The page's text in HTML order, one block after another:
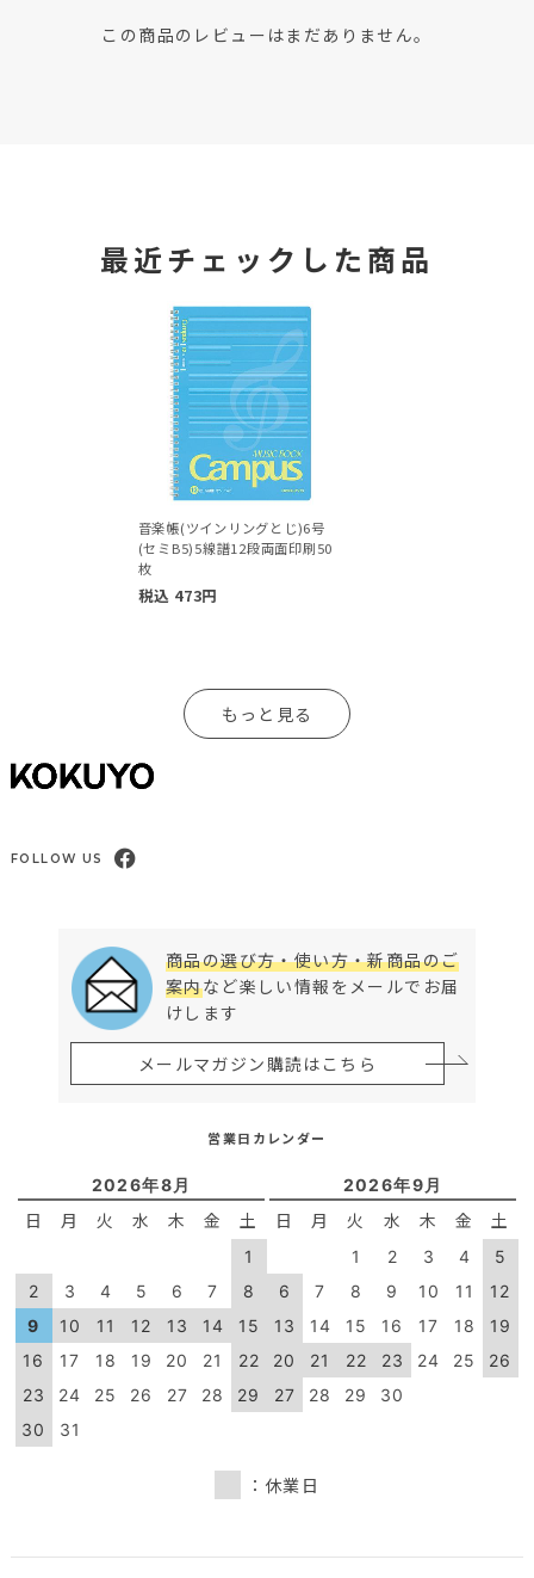
この商品のレビューはまだありません。
最近チェックした商品
音楽帳(ツインリングとじ)6号
(セミB5)5線譜12段両面印刷50
枚
税込 473円
もっと見る
FOLLOW US
商品の選び方・使い方・新商品のご
案内など楽しい情報をメールでお届
けします
メールマガジン購読はこちら
営業日カレンダー
2026年8月
日 月 火 水 木 金 土
1
2
3 4 5 6 7
8
9
10 11 12 13 14
15
16
17 18 19 20 21
22
23
24 25 26 27 28
29
30
31
2026年9月
日 月 火 水 木 金 土
1 2 3 4
5
6
7 8 9 10 11
12
13
14 15 16 17 18
19
20
21 22 23 24 25
26
27
28 29 30
：休業日